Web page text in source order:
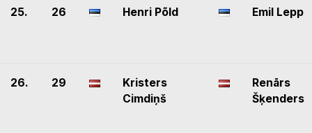
25. 26 Henri Põld Emil Lepp
26. 29
Kristers
Cimdiņš
Renārs
Šķenders